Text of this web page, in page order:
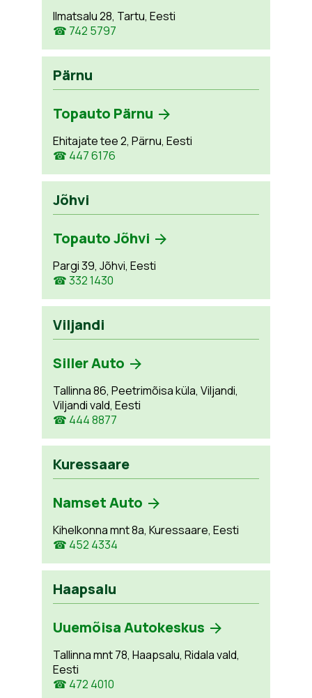
Ilmatsalu 28, Tartu, Eesti
☎ 742 5797
Pärnu
Topauto Pärnu
Ehitajate tee 2, Pärnu, Eesti
☎ 447 6176
Jõhvi
Topauto Jõhvi
Pargi 39, Jõhvi, Eesti
☎ 332 1430
Viljandi
Siller Auto
Tallinna 86, Peetrimõisa küla, Viljandi,
Viljandi vald, Eesti
☎ 444 8877
Kuressaare
Namset Auto
Kihelkonna mnt 8a, Kuressaare, Eesti
☎ 452 4334
Haapsalu
Uuemõisa Autokeskus
Tallinna mnt 78, Haapsalu, Ridala vald,
Eesti
☎ 472 4010